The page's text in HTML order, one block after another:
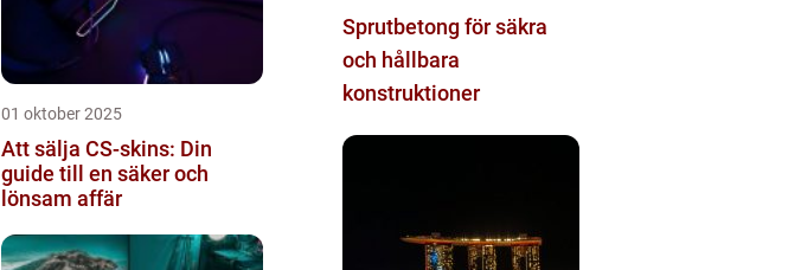
01 oktober 2025
Att sälja CS-skins: Din
guide till en säker och
lönsam affär
Sprutbetong för säkra
och hållbara
konstruktioner